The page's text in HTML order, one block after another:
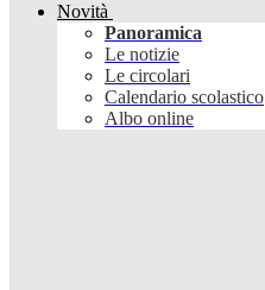
Novità
Panoramica
Le notizie
Le circolari
Calendario scolastico
Albo online